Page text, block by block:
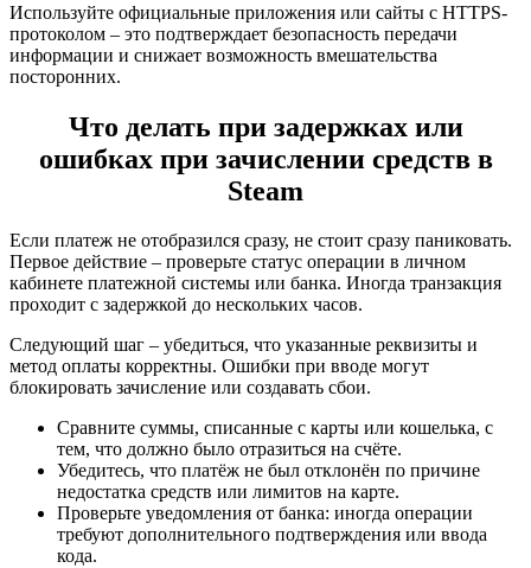
Используйте официальные приложения или сайты с HTTPS-
протоколом – это подтверждает безопасность передачи
информации и снижает возможность вмешательства
посторонних.
Что делать при задержках или
ошибках при зачислении средств в
Steam
Если платеж не отобразился сразу, не стоит сразу паниковать.
Первое действие – проверьте статус операции в личном
кабинете платежной системы или банка. Иногда транзакция
проходит с задержкой до нескольких часов.
Следующий шаг – убедиться, что указанные реквизиты и
метод оплаты корректны. Ошибки при вводе могут
блокировать зачисление или создавать сбои.
Сравните суммы, списанные с карты или кошелька, с
тем, что должно было отразиться на счёте.
Убедитесь, что платёж не был отклонён по причине
недостатка средств или лимитов на карте.
Проверьте уведомления от банка: иногда операции
требуют дополнительного подтверждения или ввода
кода.